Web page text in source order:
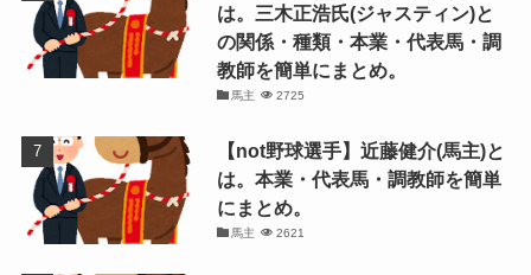
は。三木正浩氏(ジャスティン)と
の関係・種類・本業・代表馬・調
教師を簡単にまとめ。
馬主 2725
【not野球選手】近藤健介(馬主)と
は。本業・代表馬・調教師を簡単
にまとめ。
馬主 2621